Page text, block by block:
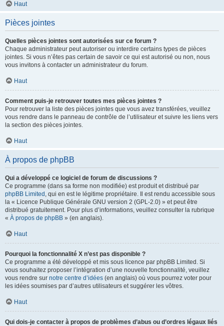
Haut
Pièces jointes
Quelles pièces jointes sont autorisées sur ce forum ?
Chaque administrateur peut autoriser ou interdire certains types de pièces
jointes. Si vous n’êtes pas certain de savoir ce qui est autorisé ou non, nous
vous invitons à contacter un administrateur du forum.
Haut
Comment puis-je retrouver toutes mes pièces jointes ?
Pour retrouver la liste des pièces jointes que vous avez transférées, veuillez
vous rendre dans le panneau de contrôle de l’utilisateur et suivre les liens vers
la section des pièces jointes.
Haut
À propos de phpBB
Qui a développé ce logiciel de forum de discussions ?
Ce programme (dans sa forme non modifiée) est produit et distribué par
phpBB Limited , qui en est le légitime propriétaire. Il est rendu accessible sous
la « Licence Publique Générale GNU version 2 (GPL-2.0) » et peut être
distribué gratuitement. Pour plus d’informations, veuillez consulter la rubrique
« À propos de phpBB » (en anglais).
Haut
Pourquoi la fonctionnalité X n’est pas disponible ?
Ce programme a été développé et mis sous licence par phpBB Limited. Si
vous souhaitez proposer l’intégration d’une nouvelle fonctionnalité, veuillez
vous rendre sur notre centre d’idées (en anglais) où vous pourrez voter pour
les idées soumises par d’autres utilisateurs et suggérer les vôtres.
Haut
Qui dois-je contacter à propos de problèmes d’abus ou d’ordres légaux liés